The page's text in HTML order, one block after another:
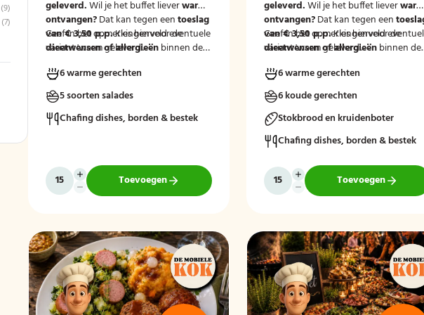
(9)
(7)
geleverd.Wil je het buffet lieverwarm
ontvangen?Dat kan tegen eentoeslag
van € 3,50 p.p.Kies hiervoor de
variant 'warm geleverd'.
Geef in het opmerkingenveld eventuele
dieetwensen of allergieënbinnen de
mee kunnen houden.
6 warme gerechten
5 soorten salades
Chafing dishes, borden & bestek
Toevoegen
geleverd.Wil je het buffet lieverwarm
ontvangen?Dat kan tegen een
van € 3,50 p.p.Kies hiervoor de
variant 'warm geleverd'.
Geef in het opmerkingenveld
dieetwensen of allergieënbinnen de
mee kunnen houden.
6 warme gerechten
6 koude gerechten
Stokbrood en kruidenboter
Chafing dishes, borden & bestek
Toevoegen